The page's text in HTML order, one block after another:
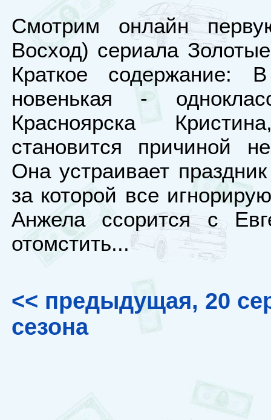
Смотрим онлайн
Восход) сериала
Краткое содержание:
новенькая -
Красноярска
становится причиной
Она устраивает
за которой все
Анжела ссорится с
отомстить...
<< предыдущая, 20
сезона